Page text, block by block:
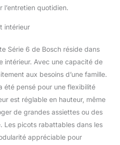
quantité d'eau en
fonction du niveau de
impeccables à chaque
cycle. Avec le système
Rackmatic, ajustez
facilement la hauteur du
panier supérieur sur 3
niveaux pour accueillir
des plats de différentes
tailles et optimiser
l'espace de lavage.
quotidien.
intérieur
Série 6 de Bosch réside dans
intérieur. Avec une capacité de
aux besoins d’une famille.
été pensé pour une flexibilité
est réglable en hauteur, même
de grandes assiettes ou des
Les picots rabattables dans les
appréciable pour